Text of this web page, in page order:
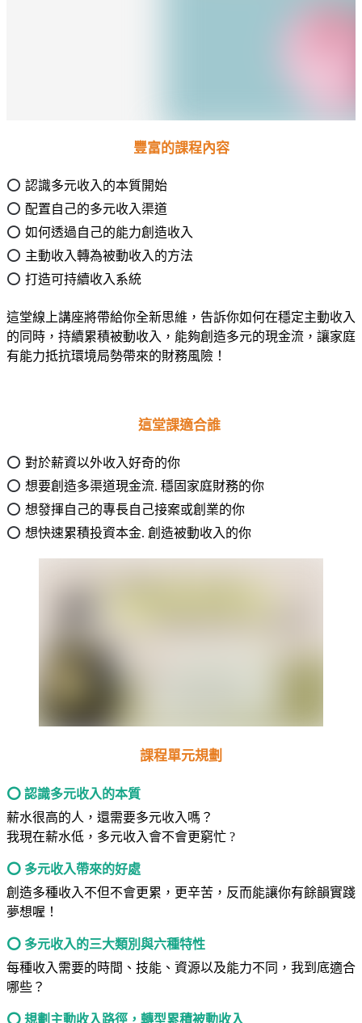
豐富的課程內容
⭕ 認識多元收入的本質開始
⭕ 配置自己的多元收入渠道
⭕ 如何透過自己的能力創造收入
⭕ 主動收入轉為被動收入的方法
⭕ 打造可持續收入系統
這堂線上講座將帶給你全新思維，告訴你如何在穩定主動收入
的同時，持續累積被動收入，能夠創造多元的現金流，讓家庭
有能力抵抗環境局勢帶來的財務風險！
這堂課適合誰
⭕ 對於薪資以外收入好奇的你
⭕ 想要創造多渠道現金流. 穩固家庭財務的你
⭕ 想發揮自己的專長自己接案或創業的你
⭕ 想快速累積投資本金. 創造被動收入的你
課程單元規劃
⭕ 認識多元收入的本質
薪水很高的人，還需要多元收入嗎？
我現在薪水低，多元收入會不會更窮忙 ?
⭕ 多元收入帶來的好處
創造多種收入不但不會更累，更辛苦，反而能讓你有餘韻實踐
夢想喔！
⭕ 多元收入的三大類別與六種特性
每種收入需要的時間、技能、資源以及能力不同，我到底適合
哪些？
⭕ 規劃主動收入路徑，轉型累積被動收入